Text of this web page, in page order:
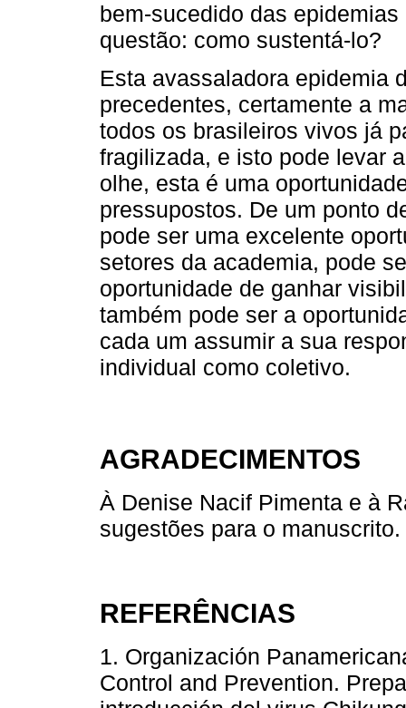
bem-sucedido das epidemias
questão: como sustentá-lo?
Esta avassaladora epidemia
precedentes, certamente a
todos os brasileiros vivos já
fragilizada, e isto pode levar
olhe, esta é uma
pressupostos. De um ponto
pode ser uma excelente
setores da academia, pode
oportunidade de ganhar
também pode ser a
cada um assumir a sua
individual como coletivo.
AGRADECIMENTOS
À Denise Nacif Pimenta e à
sugestões para o manuscrito.
REFERÊNCIAS
1. Organización
Control and Prevention.